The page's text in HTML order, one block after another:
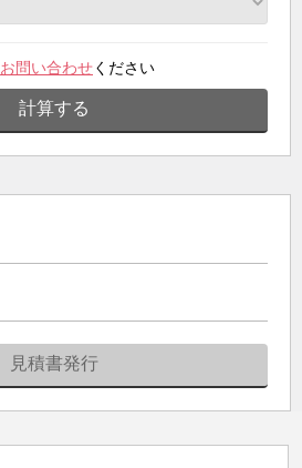
お問い合わせください
計算する
見積書発行